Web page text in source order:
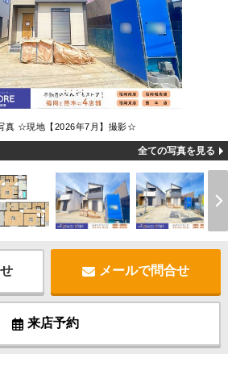
真 ☆現地【2026年7月】撮影☆
全ての写真を見る
メールで問合せ
来店予約